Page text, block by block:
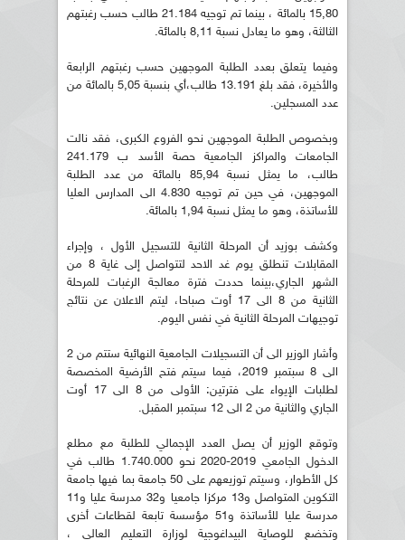
15,80 بالمائة ، بينما تم توجيه 21.184 طالب حسب رغبتهم
الثالثة، وهو ما يعادل نسبة 8,11 بالمائة.
وفيما يتعلق بعدد الطلبة الموجهين حسب رغبتهم الرابعة
والأخيرة، فقد بلغ 13.191 طالب،أي بنسبة 5,05 بالمائة من
عدد المسجلين.
وبخصوص الطلبة الموجهين نحو الفروع الكبرى، فقد نالت
الجامعات والمراكز الجامعية حصة الأسد ب 241.179
طالب، ما يمثل نسبة 85,94 بالمائة من عدد الطلبة
الموجهين، في حين تم توجيه 4.830 الى المدارس العليا
للأساتذة، وهو ما يمثل نسبة 1,94 بالمائة.
وكشف بوزيد أن المرحلة الثانية للتسجيل الأول ، وإجراء
المقابلات تنطلق يوم غد الاحد لتتواصل إلى غاية 8 من
الشهر الجاري،بينما حددت فترة معالجة الرغبات للمرحلة
الثانية من 8 الى 17 أوت صباحا، ليتم الاعلان عن نتائج
توجيهات المرحلة الثانية في نفس اليوم.
وأشار الوزير الى أن التسجيلات الجامعية النهائية ستتم من 2
الى 8 سبتمبر 2019، فيما سيتم فتح الأرضية المخصصة
لطلبات الإيواء على فترتين: الأولى من 8 الى 17 أوت
الجاري والثانية من 2 الى 12 سبتمبر المقبل.
وتوقع الوزير أن يصل العدد الإجمالي للطلبة مع مطلع
الدخول الجامعي 2019-2020 نحو 1.740.000 طالب في
كل الأطوار، وسيتم توزيعهم على 50 جامعة بما فيها جامعة
التكوين المتواصل و13 مركزا جامعيا و32 مدرسة عليا و11
مدرسة عليا للأساتذة و51 مؤسسة تابعة لقطاعات أخرى
وتخضع للوصاية البيداغوجية لوزارة التعليم العالي ،